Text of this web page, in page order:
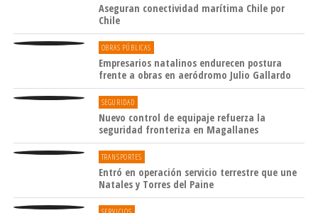
Aseguran conectividad marítima Chile por
Chile
OBRAS PÚBLICAS
Empresarios natalinos endurecen postura
frente a obras en aeródromo Julio Gallardo
SEGURIDAD
Nuevo control de equipaje refuerza la
seguridad fronteriza en Magallanes
TRANSPORTES
Entró en operación servicio terrestre que une
Natales y Torres del Paine